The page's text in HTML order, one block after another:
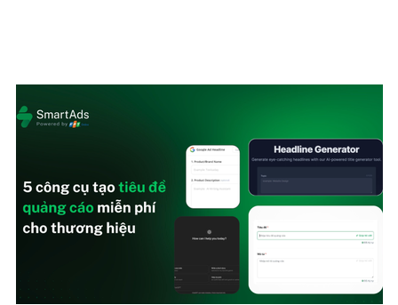
Doanh nghiệp 24h
Doanh nhân
Vì cộng đồng
Công nghệ
Sành điệu
Tin Công nghệ
Trải nghiệm
Chuyển đổi số